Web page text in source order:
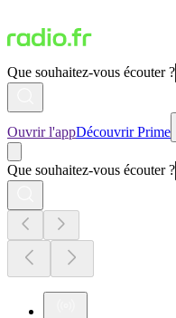
Que souhaitez-vous écouter ?
Ouvrir l'appDécouvrir Prime
Que souhaitez-vous écouter ?